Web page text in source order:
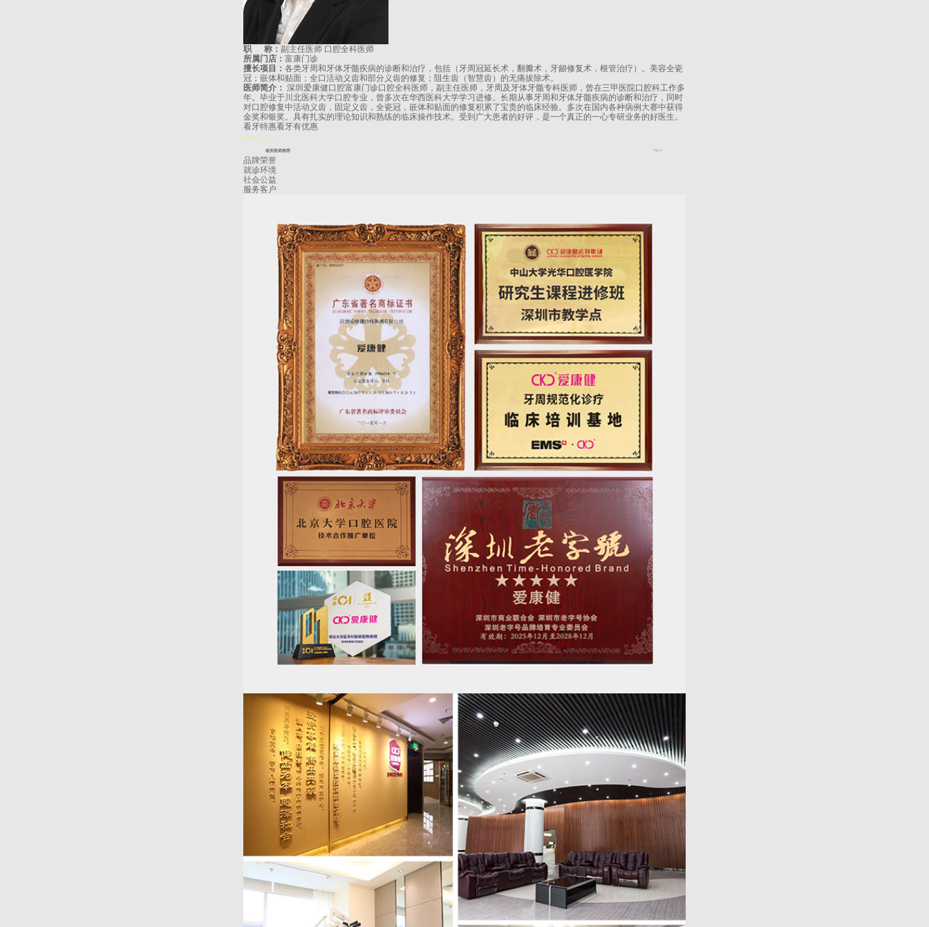
职 称： 副主任医师 口腔全科医师
所属门店： 富康门诊
擅长项目： 各类牙周和牙体牙髓疾病的诊断和治疗，包括（牙周冠延长术，翻瓣术，牙龈修复术，根管治疗）。美容全瓷
冠；嵌体和贴面；全口活动义齿和部分义齿的修复；阻生齿（智慧齿）的无痛拔除术。
医师简介： 深圳爱康健口腔富康门诊口腔全科医师，副主任医师，牙周及牙体牙髓专科医师，曾在三甲医院口腔科工作多
年。毕业于川北医科大学口腔专业，曾多次在华西医科大学学习进修。长期从事牙周和牙体牙髓疾病的诊断和治疗，同时
对口腔修复中活动义齿，固定义齿，全瓷冠，嵌体和贴面的修复积累了宝贵的临床经验。多次在国内各种病例大赛中获得
金奖和银奖。具有扎实的理论知识和熟练的临床操作技术。受到广大患者的好评，是一个真正的一心专研业务的好医生。
看牙特惠看牙有优惠
長者醫療券 2024.8.14起正式啟用
相关医师推荐 More+
品牌荣誉
就诊环境
社会公益
服务客户